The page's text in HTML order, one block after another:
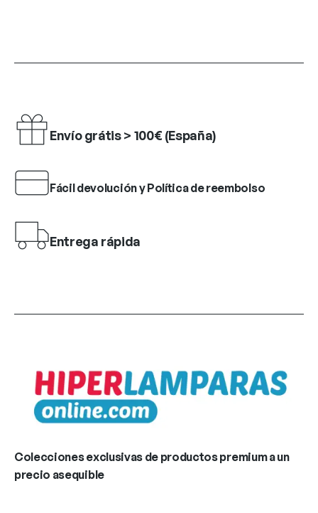
Envío grátis > 100€ (España)
Fácil devolución y Política de reembolso
Entrega rápida
Colecciones exclusivas de productos premium a un
precio asequible